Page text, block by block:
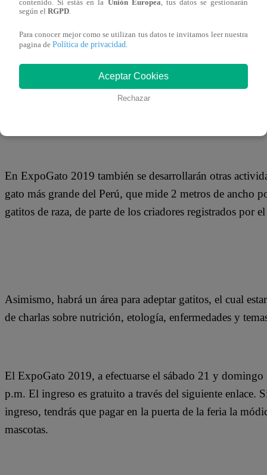
organizado por Club Felino Peruano (CFP), tendrá
En la feria participarán más de cien marcas
demás accesorios para gatos. Asimismo, asistirán los
En ExpoGato 2019 también se desarrollarán otras
gato más grande del Perú, que mide 2 metros de ancho
gatitos de raza, de parte de los criadores registrados por
Asimismo, habrá un área para adeptar gatitos, el cual
de charlas sobre nutrición, etología, enfermedades y
El ExpoGato 2019, a efectuarse el sábado 21 y
p.m. El ingreso es gratuito a través del siguiente enlace.
ingreso, tendrás que pagar en la puerta de la feria la
mascotas.
contenido. Si estás en la Unión Europea, tus datos se gestionarán
según el RGPD.
Para conocer mejor como se utilizan tus datos te invitamos leer nuestra
pagina de Política de privacidad.
Aceptar Cookies
Rechazar